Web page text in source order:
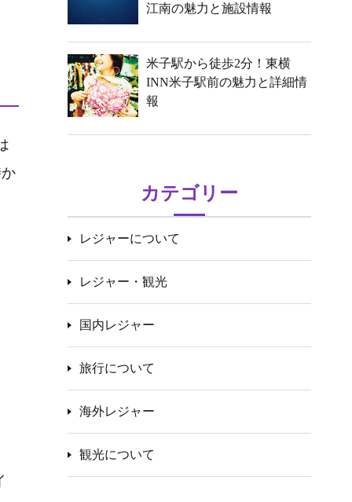
江南の魅力と施設情報
米子駅から徒歩2分！東横
INN米子駅前の魅力と詳細情
報
カテゴリー
レジャーについて
レジャー・観光
国内レジャー
旅行について
海外レジャー
観光について